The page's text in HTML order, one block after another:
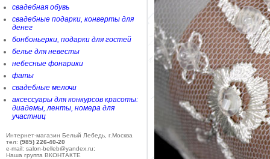
свадебная обувь
свадебные подарки, конверты для
денег
бонбоньерки, подарки для гостей
белье для невесты
небесные фонарики
фаты
свадебные мелочи
аксессуары для конкурсов красоты:
диадемы, ленты, номера для
участниц
Интернет-магазин Белый Лебедь, г.Москва
тел: (985) 226-40-20
e-mail: salon-belleb@yandex.ru;
Наша группа ВКОНТАКТЕ